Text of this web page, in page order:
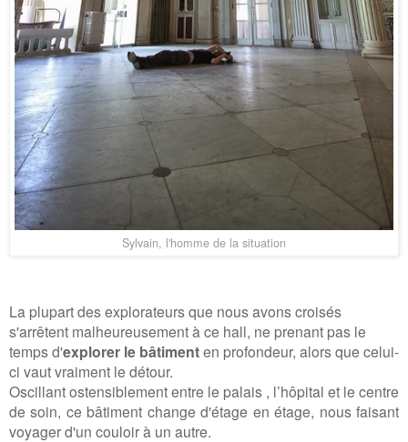
Sylvain, l'homme de la situation
La plupart des explorateurs que nous avons croisés
s'arrêtent malheureusement à ce hall, ne prenant pas le
temps d'explorer le bâtimenten profondeur, alors que celui-
ci vaut vraiment le détour.
Oscillant ostensiblement entre le palais , l’hôpital et le centre
de soin, ce bâtiment change d'étage en étage, nous faisant
voyager d'un couloir à un autre.